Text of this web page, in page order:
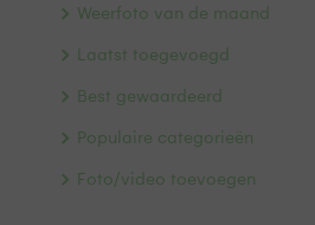
Weerfoto van de maand
Laatst toegevoegd
Best gewaardeerd
Populaire categorieën
Foto/video toevoegen